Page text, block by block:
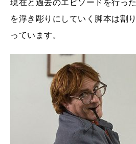
現在と過去のエピソードを行っ
を浮き彫りにしていく脚本は割
っています。